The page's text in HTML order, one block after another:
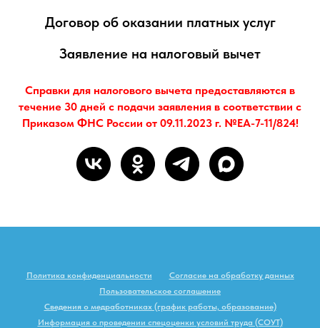
Договор об оказании платных услуг
Заявление на налоговый вычет
Справки для налогового вычета предоставляются в
течение 30 дней с подачи заявления в соответствии с
Приказом ФНС России от 09.11.2023 г. №ЕА-7-11/824!
Политика конфиденциальности
Согласие на обработку данных
Пользовательское соглашение
Сведения о медработниках (график работы, образование)
Информация о проведении спецоценки условий труда (СОУТ)